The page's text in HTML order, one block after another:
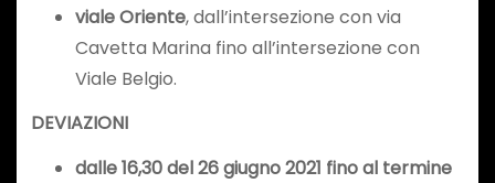
viale Oriente, dall’intersezione con via
Cavetta Marina fino all’intersezione con
Viale Belgio.
DEVIAZIONI
dalle 16,30 del 26 giugno 2021 fino al termine